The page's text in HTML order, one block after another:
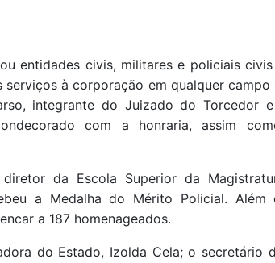
entidades civis, militares e policiais
à corporação em qualquer campo
integrante do Juizado do Torcedor
com a honraria, assim
da Escola Superior da
a Medalha do Mérito Policial. Além
a 187 homenageados.
do Estado, Izolda Cela; o secretário